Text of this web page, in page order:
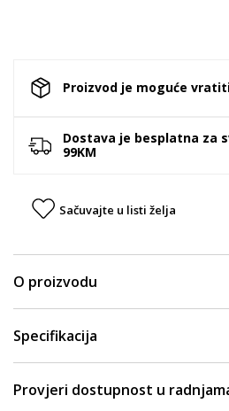
Proizvod je moguće
Dostava je besplatna za
99KM
Sačuvajte u listi želja
O proizvodu
Specifikacija
Provjeri dostupnost u